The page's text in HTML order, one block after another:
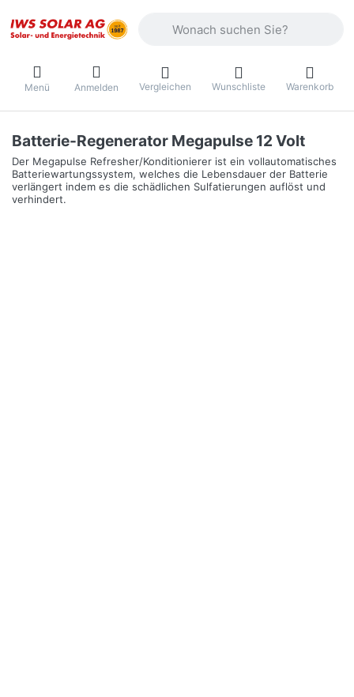
Menü Anmelden Vergleichen Wunschliste Warenkorb
Batterie-Regenerator Megapulse 12 Volt
Der Megapulse Refresher/Konditionierer ist ein vollautomatisches
Batteriewartungssystem, welches die Lebensdauer der Batterie
verlängert indem es die schädlichen Sulfatierungen auflöst und
verhindert.